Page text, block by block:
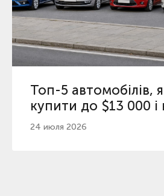
Топ-5 автомобілів,
купити до $13 000 і
пошкодувати
24 июля 2026